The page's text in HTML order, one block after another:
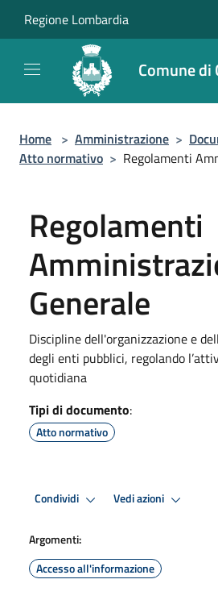
Regione Lombardia
Comune di
Home > Amministrazione >
Atto normativo > Regolamenti
Regolamenti
Generale
Discipline dell'organizzazione e
degli enti pubblici, regolando
quotidiana
Tipi di documento:
Atto normativo
Condividi Vedi azioni
Argomenti:
Accesso all'informazione